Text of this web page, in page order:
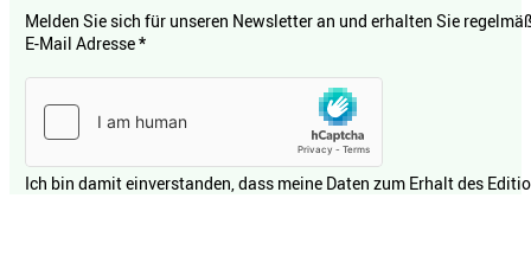
Melden Sie sich für unseren Newsletter an und erhalten Sie
E-Mail Adresse*
Ich bin damit einverstanden, dass meine Daten zum Erhalt des